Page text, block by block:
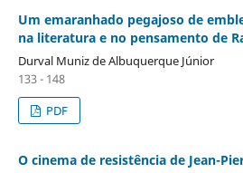
Um emaranhado pegajoso de
na literatura e no pensamento de
Durval Muniz de Albuquerque Júnior
133 - 148
PDF
O cinema de resistência de Jean-